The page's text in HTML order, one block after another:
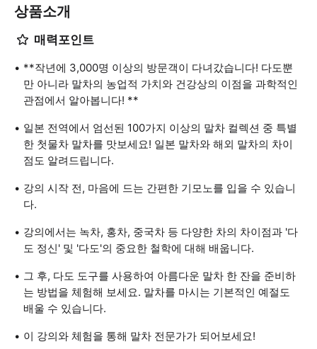
상품소개
매력포인트
**작년에 3,000명 이상의 방문객이 다녀갔습니다! 다도뿐
만 아니라 말차의 농업적 가치와 건강상의 이점을 과학적인
관점에서 알아봅니다! **
일본 전역에서 엄선된 100가지 이상의 말차 컬렉션 중 특별
한 첫물차 말차를 맛보세요! 일본 말차와 해외 말차의 차이
점도 알려드립니다.
강의 시작 전, 마음에 드는 간편한 기모노를 입을 수 있습니
다.
강의에서는 녹차, 홍차, 중국차 등 다양한 차의 차이점과 '다
도 정신' 및 '다도'의 중요한 철학에 대해 배웁니다.
그 후, 다도 도구를 사용하여 아름다운 말차 한 잔을 준비하
는 방법을 체험해 보세요. 말차를 마시는 기본적인 예절도
배울 수 있습니다.
이 강의와 체험을 통해 말차 전문가가 되어보세요!